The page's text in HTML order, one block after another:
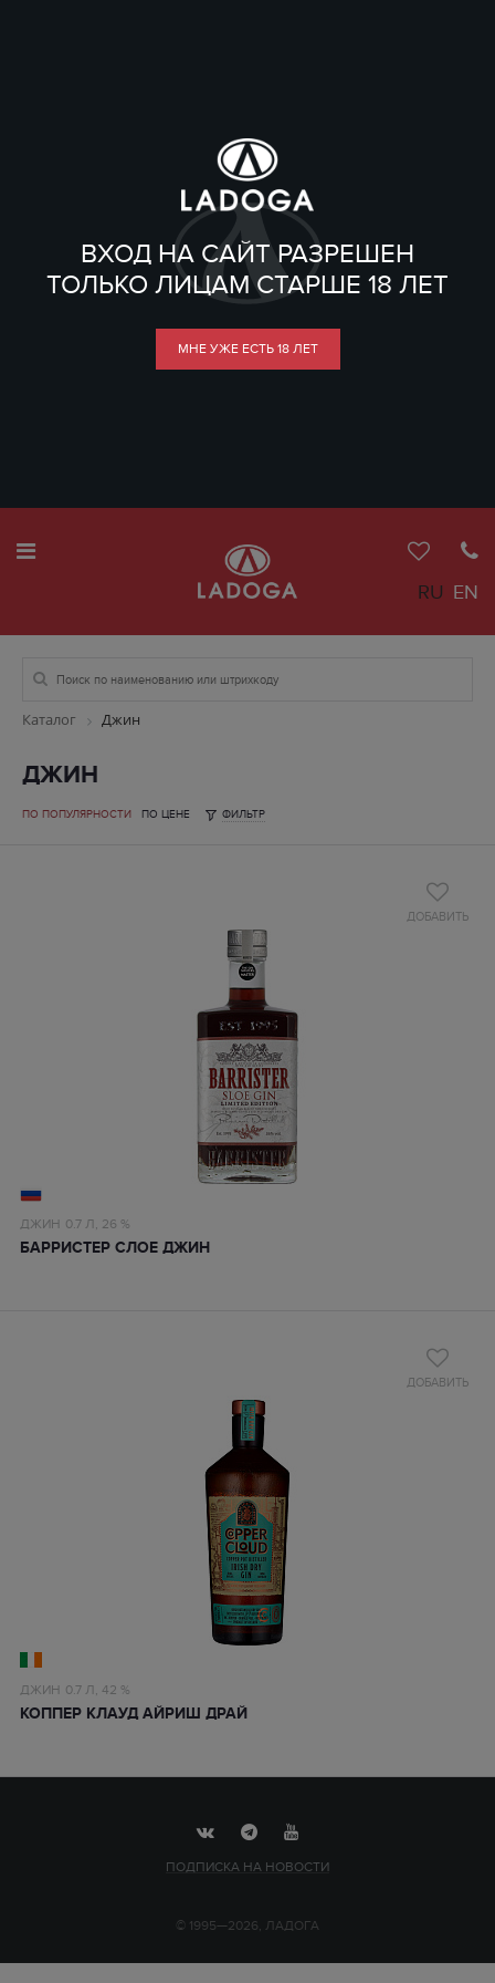
ВХОД НА САЙТ РАЗРЕШЕН
ТОЛЬКО ЛИЦАМ СТАРШЕ 18 ЛЕТ
МНЕ УЖЕ ЕСТЬ 18 ЛЕТ
RU EN
Каталог Джин
ДЖИН
ПО ПОПУЛЯРНОСТИ ПО ЦЕНЕ ФИЛЬТР
ДОБАВИТЬ
ДЖИН 0.7 Л, 26 %
БАРРИСТЕР СЛОЕ ДЖИН
ДОБАВИТЬ
ДЖИН 0.7 Л, 42 %
КОППЕР КЛАУД АЙРИШ ДРАЙ
ПОДПИСКА НА НОВОСТИ
© 1995—2026, ЛАДОГА